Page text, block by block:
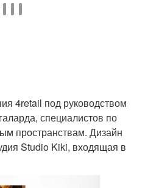
4retail под руководством
специалистов по
пространствам. Дизайн
Studio Kiki, входящая в